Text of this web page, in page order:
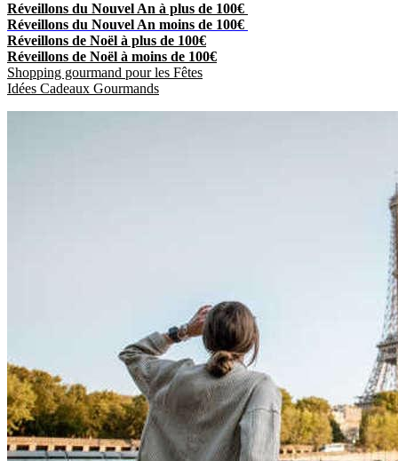
Réveillons du Nouvel An à plus de 100€
Réveillons du Nouvel An moins de 100€
Réveillons de Noël à plus de 100€
Réveillons de Noël à moins de 100€
Shopping gourmand pour les Fêtes
Idées Cadeaux Gourmands